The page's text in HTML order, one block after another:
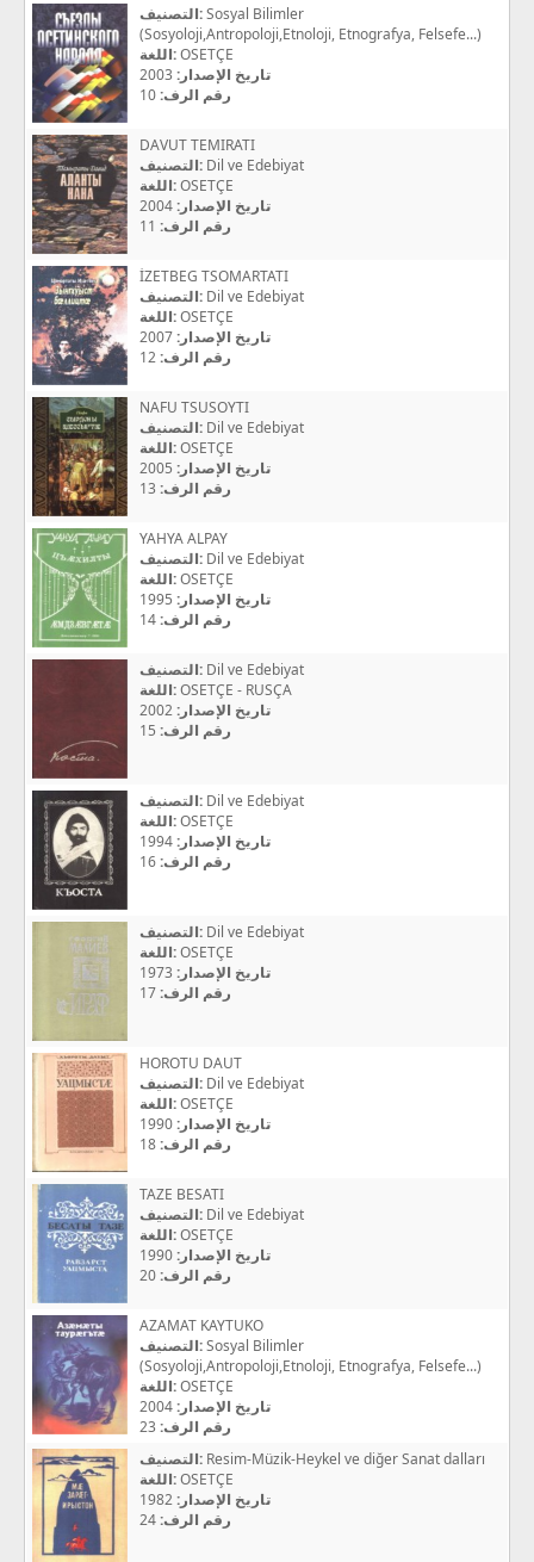
التصنيف:Sosyal Bilimler
(Sosyoloji,Antropoloji,Etnoloji, Etnografya, Felsefe...)
اللغة:OSETÇE
تاريخ الإصدار:
رقم الرف:
DAVUT TEMIRATI
التصنيف: Dil ve Edebiyat
اللغة:OSETÇE
تاريخ الإصدار:
رقم الرف:
İZETBEG TSOMARTATI
التصنيف: Dil ve Edebiyat
اللغة:OSETÇE
تاريخ الإصدار:
رقم الرف:
NAFU TSUSOYTI
التصنيف: Dil ve Edebiyat
اللغة:OSETÇE
تاريخ الإصدار:
رقم الرف:
YAHYA ALPAY
التصنيف: Dil ve Edebiyat
اللغة:OSETÇE
تاريخ الإصدار:
رقم الرف:
التصنيف: Dil ve Edebiyat
اللغة:OSETÇE - RUSÇA
تاريخ الإصدار:
رقم الرف:
التصنيف: Dil ve Edebiyat
اللغة:OSETÇE
تاريخ الإصدار:
رقم الرف:
التصنيف: Dil ve Edebiyat
اللغة:OSETÇE
تاريخ الإصدار:
رقم الرف:
HOROTU DAUT
التصنيف: Dil ve Edebiyat
اللغة:OSETÇE
تاريخ الإصدار:
رقم الرف:
TAZE BESATI
التصنيف: Dil ve Edebiyat
اللغة:OSETÇE
تاريخ الإصدار:
رقم الرف:
AZAMAT KAYTUKO
التصنيف:Sosyal Bilimler
(Sosyoloji,Antropoloji,Etnoloji, Etnografya, Felsefe...)
اللغة:OSETÇE
تاريخ الإصدار:
رقم الرف:
التصنيف: Resim-Müzik-Heykel ve diğer Sanat dalları
اللغة:OSETÇE
تاريخ الإصدار:
رقم الرف: